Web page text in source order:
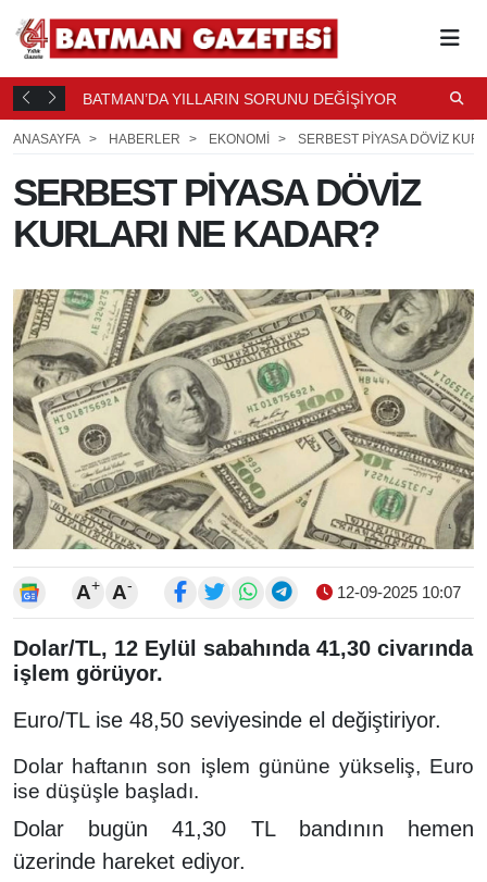
BATMAN’DA YILLARIN SORUNU DEĞİŞİYOR
2 SAAT
ANASAYFA HABERLER EKONOMİ SERBEST PİYASA DÖVİZ
SERBEST PİYASA DÖVİZ
KURLARI NE KADAR?
A+ A- 12-09-2025 10:07
Dolar/TL, 12 Eylül sabahında 41,30 civarında
işlem görüyor.
Euro/TL ise 48,50 seviyesinde el değiştiriyor.
Dolar haftanın son işlem gününe yükseliş, Euro
ise düşüşle başladı.
Dolar bugün 41,30 TL bandının hemen
üzerinde hareket ediyor.